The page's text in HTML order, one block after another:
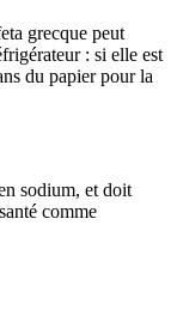
grecque peut
: si elle est
du papier pour la
sodium, et doit
comme